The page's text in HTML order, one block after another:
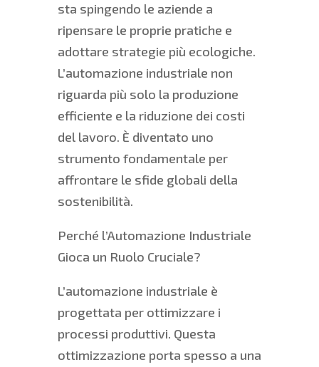
sta spingendo le aziende a
ripensare le proprie pratiche e
adottare strategie più ecologiche.
L’automazione industriale non
riguarda più solo la produzione
efficiente e la riduzione dei costi
del lavoro. È diventato uno
strumento fondamentale per
affrontare le sfide globali della
sostenibilità.
Perché l’Automazione Industriale
Gioca un Ruolo Cruciale?
L’automazione industriale è
progettata per ottimizzare i
processi produttivi. Questa
ottimizzazione porta spesso a una